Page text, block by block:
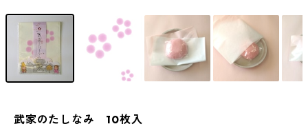
武家のたしなみ 10枚入